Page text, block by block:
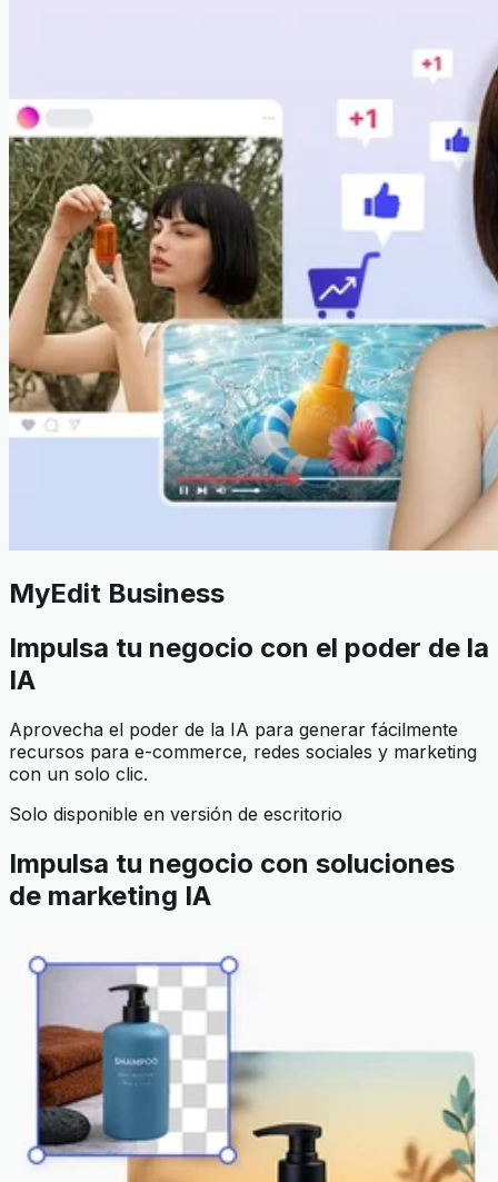
MyEdit Business
Impulsa tu negocio con el poder de la
IA
Aprovecha el poder de la IA para generar fácilmente
recursos para e-commerce, redes sociales y marketing
con un solo clic.
Solo disponible en versión de escritorio
Impulsa tu negocio con soluciones
de marketing IA